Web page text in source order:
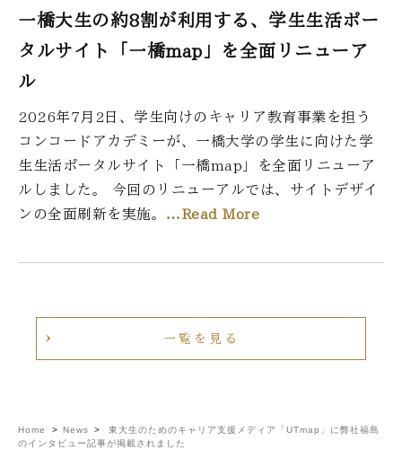
一橋大生の約8割が利用する、学生生活ポー
タルサイト「一橋map」を全面リニューア
ル
2026年7月2日、学生向けのキャリア教育事業を担う
コンコードアカデミーが、一橋大学の学生に向けた学
生生活ポータルサイト「一橋map」を全面リニューア
ルしました。 今回のリニューアルでは、サイトデザイ
ンの全面刷新を実施。 …Read More
一覧を見る
Home > News >
東大生のためのキャリア支援メディア「UTmap」に弊社福島
のインタビュー記事が掲載されました